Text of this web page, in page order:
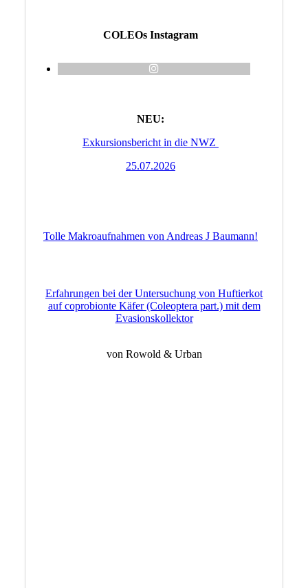
COLEOs Instagram
NEU:
Exkursionsbericht in die NWZ
25.07.2026
Tolle Makroaufnahmen von Andreas J Baumann!
Erfahrungen bei der Untersuchung von Huftierkot
auf coprobionte Käfer (Coleoptera part.) mit dem
Evasionskollektor
von Rowold & Urban